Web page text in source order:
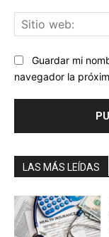
Guardar mi
navegador la
LAS MÁS LEÍDAS